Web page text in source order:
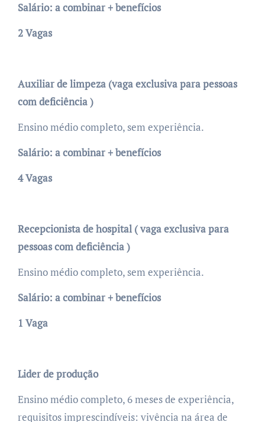
Salário: a combinar + benefícios
2 Vagas
Auxiliar de limpeza (vaga exclusiva para pessoas
com deficiência )
Ensino médio completo, sem experiência.
Salário: a combinar + benefícios
4 Vagas
Recepcionista de hospital ( vaga exclusiva para
pessoas com deficiência )
Ensino médio completo, sem experiência.
Salário: a combinar + benefícios
1 Vaga
Lider de produção
Ensino médio completo, 6 meses de experiência,
requisitos imprescindíveis: vivência na área de